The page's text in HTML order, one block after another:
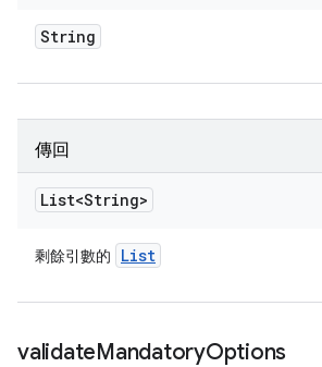
String
傳回
List<String>
剩餘引數的 List
validateMandatoryOptions